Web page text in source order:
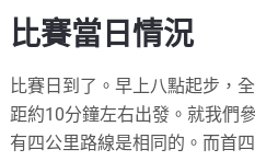
比賽當日情況
比賽日到了。早上八點起步，
距約10分鐘左右出發。就我們
有四公里路線是相同的。而首